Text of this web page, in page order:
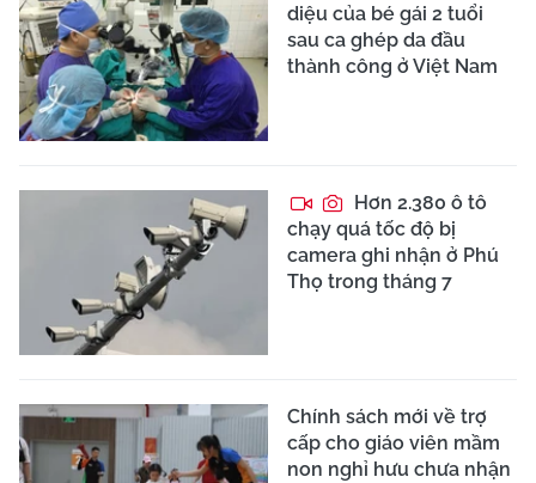
diệu của bé gái 2 tuổi
sau ca ghép da đầu
thành công ở Việt Nam
Hơn 2.380 ô tô
chạy quá tốc độ bị
camera ghi nhận ở Phú
Thọ trong tháng 7
Chính sách mới về trợ
cấp cho giáo viên mầm
non nghỉ hưu chưa nhận